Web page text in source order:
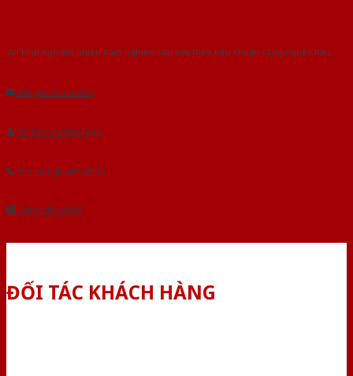
Với kinh nghiệm nhiêu năm nghiên cứu cửa theo tiêu chuẩn công nghệ Châu
Gửi yêu cầu tư vấn
Tải báo giá tổng hợp
Yêu cầu gọi lại (3 phút)
Dành cho đại lý
ĐỐI TÁC KHÁCH HÀNG